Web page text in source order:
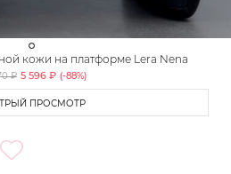
кожи на платформе Lera Nena
₽ 5 596 ₽ (-88%)
ПРОСМОТР